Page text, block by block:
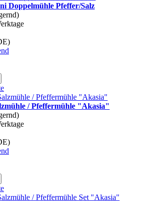
Doppelmühle Pfeffer/Salz
/ Pfeffermühle "Akasia"